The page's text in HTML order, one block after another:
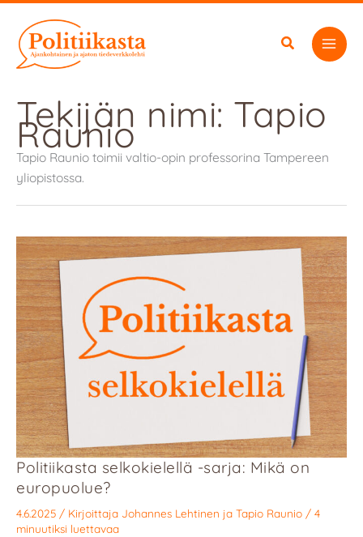
sisältöön
Tekijän nimi: Tapio
Raunio
Tapio Raunio toimii valtio-opin professorina Tampereen
yliopistossa.
Politiikasta selkokielellä -sarja: Mikä on
europuolue?
4.6.2025 / Kirjoittaja Johannes Lehtinen ja Tapio Raunio / 4
minuutiksi luettavaa